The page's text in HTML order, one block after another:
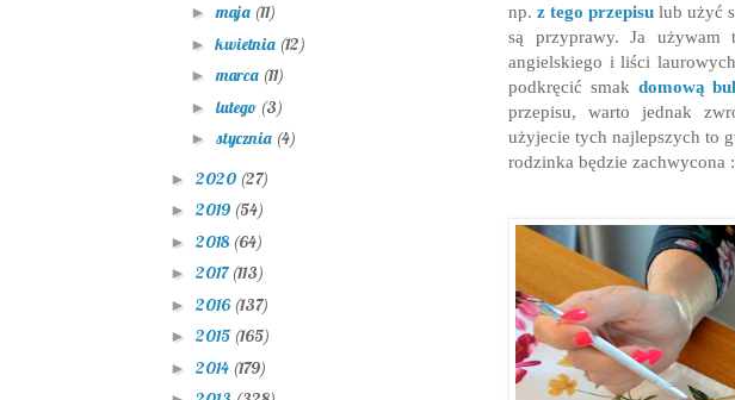
np. z tego przepisu lub użyć
są przyprawy. Ja używam
angielskiego i liści
podkręcić smak domową
przepisu, warto jednak
użyjecie tych najlepszych to
rodzinka będzie zachwycona
►maja (11)
►kwietnia (12)
►marca (11)
► lutego (3)
► stycznia (4)
► 2020 (27)
► 2019 (54)
► 2018 (64)
► 2017(113)
► 2016 (137)
► 2015 (165)
► 2014 (179)